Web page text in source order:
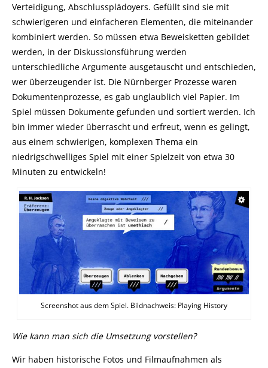
Verteidigung, Abschlussplädoyers. Gefüllt sind sie mit
schwierigeren und einfacheren Elementen, die miteinander
kombiniert werden. So müssen etwa Beweisketten gebildet
werden, in der Diskussionsführung werden
unterschiedliche Argumente ausgetauscht und entschieden,
wer überzeugender ist. Die Nürnberger Prozesse waren
Dokumentenprozesse, es gab unglaublich viel Papier. Im
Spiel müssen Dokumente gefunden und sortiert werden. Ich
bin immer wieder überrascht und erfreut, wenn es gelingt,
aus einem schwierigen, komplexen Thema ein
niedrigschwelliges Spiel mit einer Spielzeit von etwa 30
Minuten zu entwickeln!
Screenshot aus dem Spiel. Bildnachweis: Playing History
Wie kann man sich die Umsetzung vorstellen?
Wir haben historische Fotos und Filmaufnahmen als